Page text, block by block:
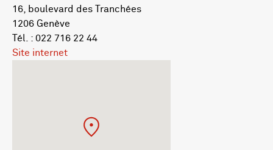
16, boulevard des Tranchées
1206 Genève
Tél. : 022 716 22 44
Site internet